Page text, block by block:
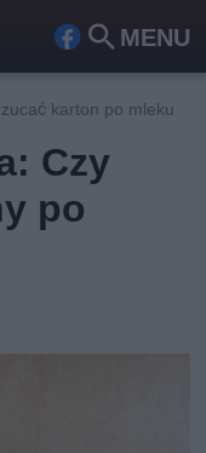
MENU
Fa
ook
Szu
karton po mleku
Czy
po